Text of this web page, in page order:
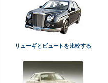
リューギとビュートを比較する